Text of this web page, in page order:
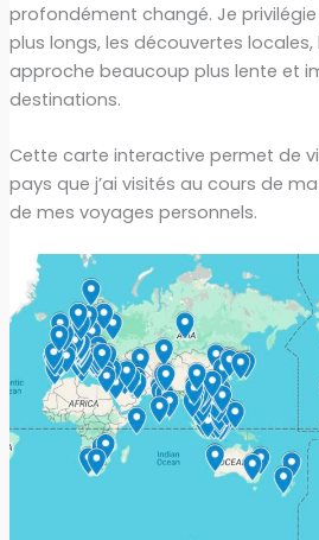
profondément changé. Je privilégie
plus longs, les découvertes
approche beaucoup plus lente et
destinations.
Cette carte interactive permet de
pays que j’ai visités au cours de
de mes voyages personnels.